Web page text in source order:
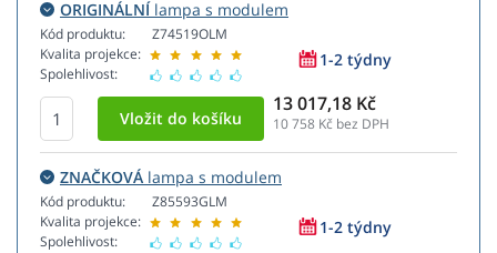
ORIGINÁLNÍlampa s modulem
Kód produktu:
Kvalita projekce:
Spolehlivost:
Z74519OLM
1-2 týdny
13 017,18 Kč
10 758 Kč bez DPH
ZNAČKOVÁ lampa s modulem
Kód produktu:
Kvalita projekce:
Spolehlivost:
Z85593GLM
1-2 týdny